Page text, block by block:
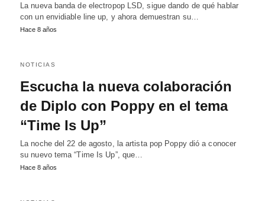
La nueva banda de electropop LSD, sigue dando de qué hablar
con un envidiable line up, y ahora demuestran su…
Hace 8 años
NOTICIAS
Escucha la nueva colaboración
de Diplo con Poppy en el tema
“Time Is Up”
La noche del 22 de agosto, la artista pop Poppy dió a conocer
su nuevo tema “Time Is Up”, que…
Hace 8 años